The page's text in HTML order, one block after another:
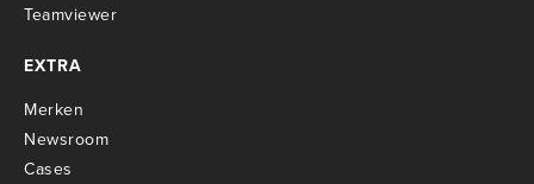
Teamviewer
EXTRA
Merken
Newsroom
Cases